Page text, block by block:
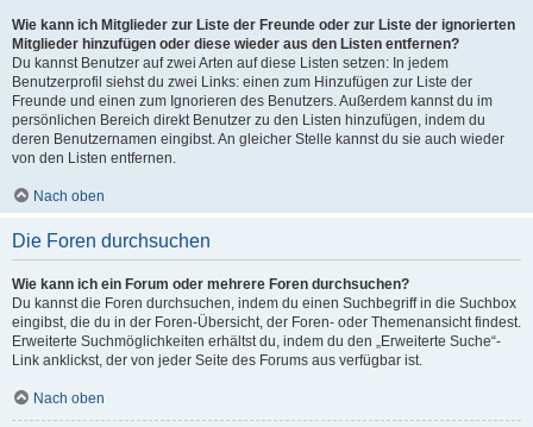
Wie kann ich Mitglieder zur Liste der Freunde oder zur Liste der ignorierten
Mitglieder hinzufügen oder diese wieder aus den Listen entfernen?
Du kannst Benutzer auf zwei Arten auf diese Listen setzen: In jedem
Benutzerprofil siehst du zwei Links: einen zum Hinzufügen zur Liste der
Freunde und einen zum Ignorieren des Benutzers. Außerdem kannst du im
persönlichen Bereich direkt Benutzer zu den Listen hinzufügen, indem du
deren Benutzernamen eingibst. An gleicher Stelle kannst du sie auch wieder
von den Listen entfernen.
Nach oben
Die Foren durchsuchen
Wie kann ich ein Forum oder mehrere Foren durchsuchen?
Du kannst die Foren durchsuchen, indem du einen Suchbegriff in die Suchbox
eingibst, die du in der Foren-Übersicht, der Foren- oder Themenansicht findest.
Erweiterte Suchmöglichkeiten erhältst du, indem du den „Erweiterte Suche“-
Link anklickst, der von jeder Seite des Forums aus verfügbar ist.
Nach oben